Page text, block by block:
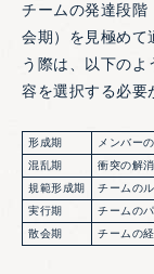
チームの発達段階
会期）を見極めて
う際は、以下の
容を選択する必要
形成期
メンバー
混乱期
衝突の解
規範形成期
チームの
実行期
チームの
​​散会期
チームの